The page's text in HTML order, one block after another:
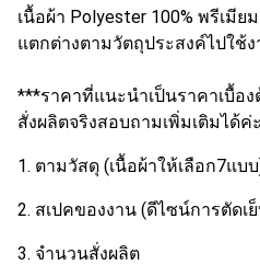
เนื้อผ้า Polyester 100% พรีเมี
แตกต่างตามวัตถุประสงค์ไปใช้
***ราคาที่แนะนำเป็นราคาเบื้อ
สั่งผลิตจริงสอบถามเพิ่มเติมได้ค่
1. ตามวัสดุ (เนื้อผ้าให้เลือก7แบ
2. สเปคของงาน (ดีไซน์การตัดเ
3. จำนวนสั่งผลิต